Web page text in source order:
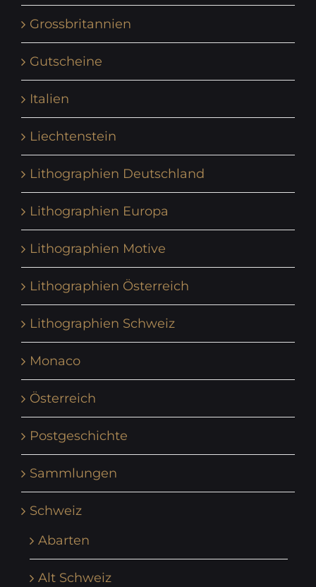
Grossbritannien
Gutscheine
Italien
Liechtenstein
Lithographien Deutschland
Lithographien Europa
Lithographien Motive
Lithographien Österreich
Lithographien Schweiz
Monaco
Österreich
Postgeschichte
Sammlungen
Schweiz
Abarten
Alt Schweiz